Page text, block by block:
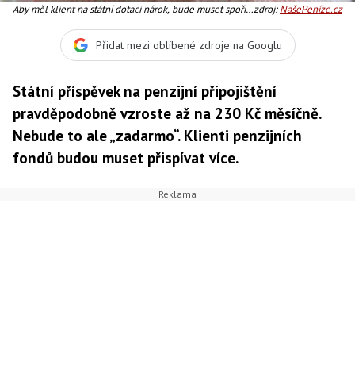
Aby měl klient na státní dotaci nárok, bude muset spořit zdroj:NašePeníze.cz
Přidat mezi oblíbené zdroje na Googlu
Státní příspěvek na penzijní připojištění
pravděpodobně vzroste až na 230 Kč měsíčně.
Nebude to ale „zadarmo“. Klienti penzijních
fondů budou muset přispívat více.